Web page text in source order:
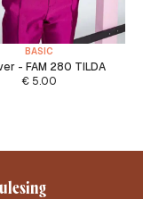
BASIC
- FAM 280 TILDA
€5.00